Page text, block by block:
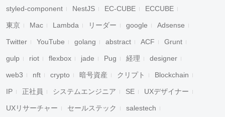
styled-component NestJS EC-CUBE ECCUBE
東京 Mac Lambda リーダー google Adsense
Twitter YouTube golang abstract ACF Grunt
gulp riot flexbox jade Pug 経理 designer
web3 nft crypto 暗号資産 クリプト Blockchain
IP 正社員 システムエンジニア SE UXデザイナー
UXリサーチャー セールステック salestech